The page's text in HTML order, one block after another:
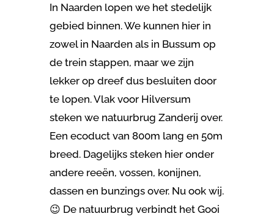
In Naarden lopen we het stedelijk
gebied binnen. We kunnen hier in
zowel in Naarden als in Bussum op
de trein stappen, maar we zijn
lekker op dreef dus besluiten door
te lopen. Vlak voor Hilversum
steken we natuurbrug Zanderij over.
Een ecoduct van 800m lang en 50m
breed. Dagelijks steken hier onder
andere reeën, vossen, konijnen,
dassen en bunzings over. Nu ook wij.
😉 De natuurbrug verbindt het Gooi